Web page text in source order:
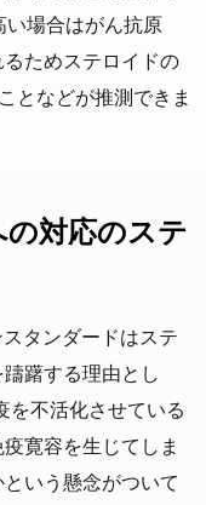
い場合はがん抗原
るためステロイドの
となどが推測できま
対応のステ
タンダードはステ
躇する理由とし
を不活化させている
寛容を生じてしま
いう懸念がついて